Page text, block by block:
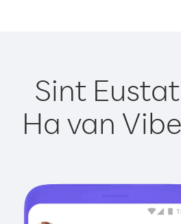
Sint
Ha van